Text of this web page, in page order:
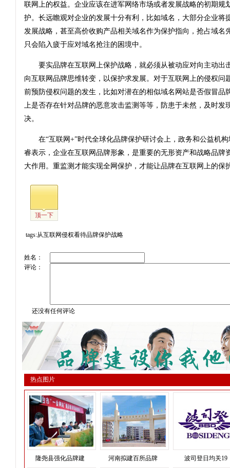
联网上的权益。企业应该在进军网络市场或者发展战略的初期规
护。长远瞻观对企业的发展十分有利，比如域名，大部分企业将
发展战略，甚至高价收购产品相关域名作为保护指向，抢占域名
只会陷入疲于应对域名抢注的困境中。
要实品牌在互联网上保护战略，就必须从被动应对向主动出
向互联网品牌思维转变，以保护求发展。对于互联网上的侵权问
前预防侵权问题的发生，比如对潜在的相似域名网站是否假冒品
上是否存在针对品牌的恶意攻击监测等等，防患于未然，及时发
决。
在“互联网+”时代全球化品牌保护研讨会上，政务和公益机构
睿表示，企业在互联网品牌形象，是重要的无形资产和战略品牌
大作用。重监测才能实现全网保护，才能让品牌在互联网上的保
顶一下
tags:从互联网侵权看待品牌保护战略
姓名：
评论：
还没有任何评论
热点图片
隆尧县强化品牌建 河南拟建百所品牌 波司登日均关19